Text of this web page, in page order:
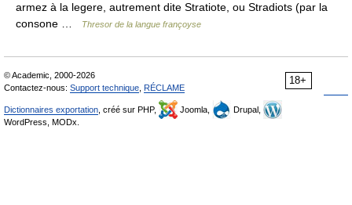
armez à la legere, autrement dite Stratiote, ou Stradiots (par la
consone …
Thresor de la langue françoyse
18+
© Academic, 2000-2026
Contactez-nous: Support technique RÉCLAME
Dictionnaires exportation , créé sur PHP, Joomla,
Drupal,
WordPress, MODx.